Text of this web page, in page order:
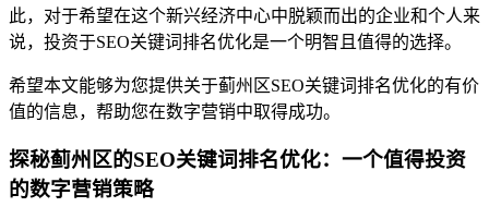
此，对于希望在这个新兴经济中心中脱颖而出的企业和个人来
说，投资于SEO关键词排名优化是一个明智且值得的选择。
希望本文能够为您提供关于蓟州区SEO关键词排名优化的有价
值的信息，帮助您在数字营销中取得成功。
探秘蓟州区的SEO关键词排名优化：一个值得投资
的数字营销策略